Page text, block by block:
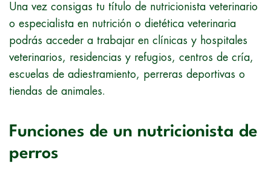
Una vez consigas tu título de nutricionista veterinario
o especialista en nutrición o dietética veterinaria
podrás acceder a trabajar en clínicas y hospitales
veterinarios, residencias y refugios, centros de cría,
escuelas de adiestramiento, perreras deportivas o
tiendas de animales.
Funciones de un nutricionista de
perros